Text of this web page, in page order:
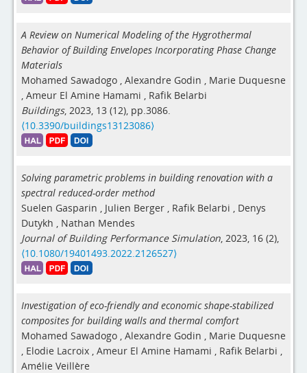
A Review on Numerical Modeling of the Hygrothermal
Behavior of Building Envelopes Incorporating Phase Change
Materials
Mohamed Sawadogo , Alexandre Godin , Marie Duquesne
, Ameur El Amine Hamami , Rafik Belarbi
Buildings, 2023, 13 (12), pp.3086.
⟨10.3390/buildings13123086⟩
Solving parametric problems in building renovation with a
spectral reduced-order method
Suelen Gasparin , Julien Berger , Rafik Belarbi , Denys
Dutykh , Nathan Mendes
Journal of Building Performance Simulation, 2023, 16 (2),
⟨10.1080/19401493.2022.2126527⟩
Investigation of eco-friendly and economic shape-stabilized
composites for building walls and thermal comfort
Mohamed Sawadogo , Alexandre Godin , Marie Duquesne
, Elodie Lacroix , Ameur El Amine Hamami , Rafik Belarbi ,
Amélie Veillère